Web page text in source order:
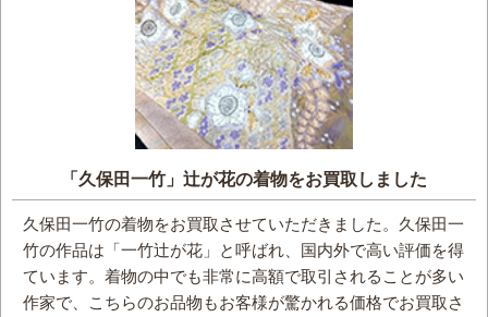
「久保田一竹」辻が花の着物をお買取しました
久保田一竹の着物をお買取させていただきました。久保田一
竹の作品は「一竹辻が花」と呼ばれ、国内外で高い評価を得
ています。着物の中でも非常に高額で取引されることが多い
作家で、こちらのお品物もお客様が驚かれる価格でお買取さ